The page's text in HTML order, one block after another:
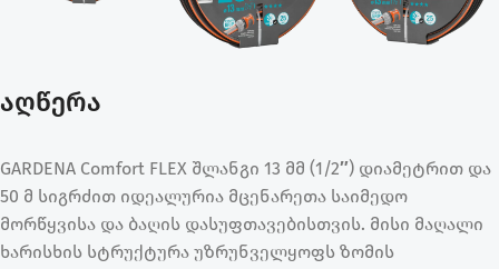
აღწერა
GARDENA Comfort FLEX შლანგი 13 მმ (1/2″) დიამეტრით და
50 მ სიგრძით იდეალურია მცენარეთა საიმედო
მორწყვისა და ბაღის დასუფთავებისთვის. მისი მაღალი
ხარისხის სტრუქტურა უზრუნველყოფს ზომის